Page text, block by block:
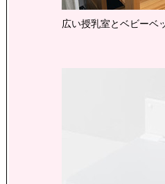
広い授乳室とベビーベ